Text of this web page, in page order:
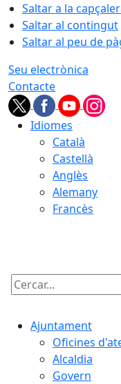
Saltar a la
Saltar al contingut
Saltar al peu de
Seu electrònica
Contacte
Idiomes
Català
Castellà
Anglès
Alemany
Francès
Cercar:
Ajuntament
Oficines
Alcaldia
Govern